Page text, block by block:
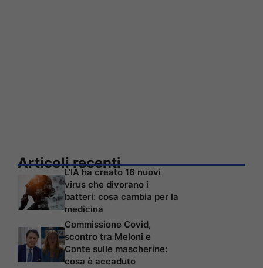
Articoli recenti
L’IA ha creato 16 nuovi
virus che divorano i
batteri: cosa cambia per la
medicina
Commissione Covid,
scontro tra Meloni e
Conte sulle mascherine:
cosa è accaduto